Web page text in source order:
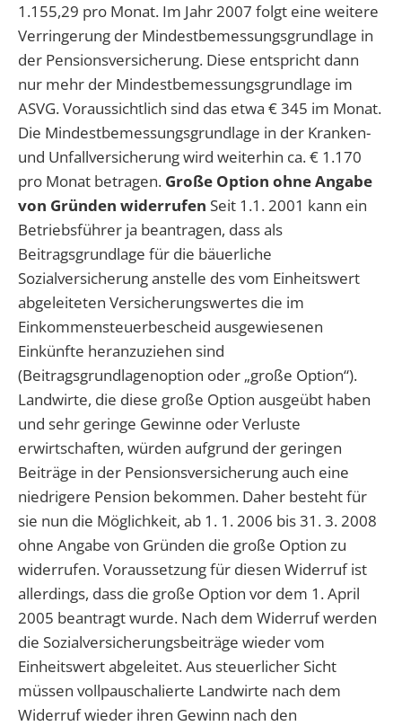
1.155,29 pro Monat. Im Jahr 2007 folgt eine weitere
Verringerung der Mindestbemessungsgrundlage in
der Pensionsversicherung. Diese entspricht dann
nur mehr der Mindestbemessungsgrundlage im
ASVG. Voraussichtlich sind das etwa € 345 im Monat.
Die Mindestbemessungsgrundlage in der Kranken-
und Unfallversicherung wird weiterhin ca. € 1.170
pro Monat betragen. Große Option ohne Angabe
von Gründen widerrufen Seit 1.1. 2001 kann ein
Betriebsführer ja beantragen, dass als
Beitragsgrundlage für die bäuerliche
Sozialversicherung anstelle des vom Einheitswert
abgeleiteten Versicherungswertes die im
Einkommensteuerbescheid ausgewiesenen
Einkünfte heranzuziehen sind
(Beitragsgrundlagenoption oder „große Option“).
Landwirte, die diese große Option ausgeübt haben
und sehr geringe Gewinne oder Verluste
erwirtschaften, würden aufgrund der geringen
Beiträge in der Pensionsversicherung auch eine
niedrigere Pension bekommen. Daher besteht für
sie nun die Möglichkeit, ab 1. 1. 2006 bis 31. 3. 2008
ohne Angabe von Gründen die große Option zu
widerrufen. Voraussetzung für diesen Widerruf ist
allerdings, dass die große Option vor dem 1. April
2005 beantragt wurde. Nach dem Widerruf werden
die Sozialversicherungsbeiträge wieder vom
Einheitswert abgeleitet. Aus steuerlicher Sicht
müssen vollpauschalierte Landwirte nach dem
Widerruf wieder ihren Gewinn nach den